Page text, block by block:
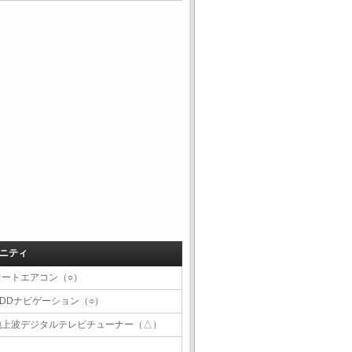
ティ
トエアコン（○）
ナビゲーション（○）
波デジタルテレビチューナー（△）